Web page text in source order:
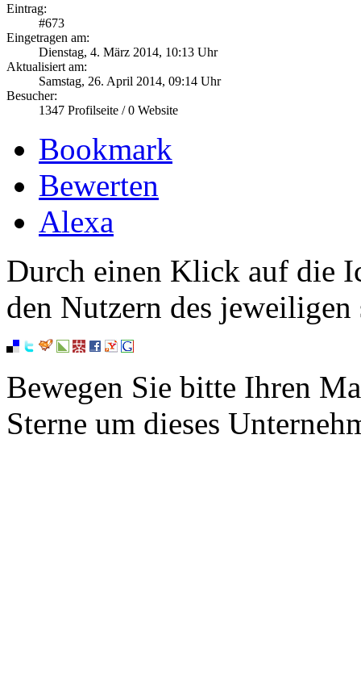
Eintrag:
#673
Eingetragen am:
Dienstag, 4. März 2014, 10:13 Uhr
Aktualisiert am:
Samstag, 26. April 2014, 09:14 Uhr
Besucher:
1347 Profilseite /0 Website
Bookmark
Bewerten
Alexa
Durch einen Klick auf die
den Nutzern des
Bewegen Sie bitte Ihren
Sterne um dieses